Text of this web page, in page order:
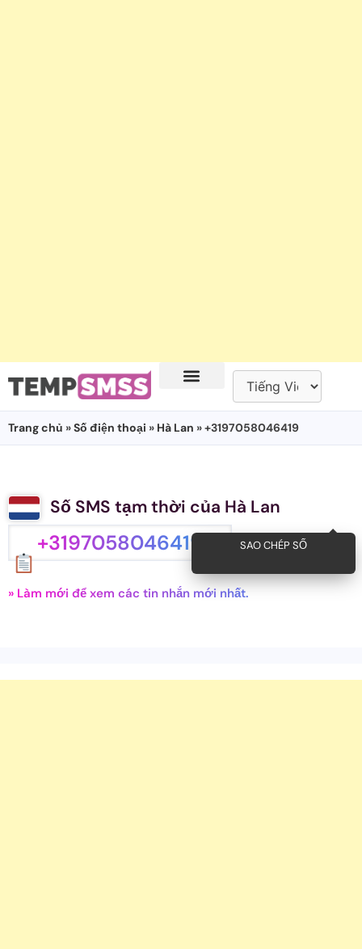
Trang chủ »Số điện thoại » Hà Lan » +3197058046419
Số SMS tạm thời của Hà Lan
+3197058046419 SAO CHÉP SỐ
» Làm mới để xem các tin nhắn mới nhất.